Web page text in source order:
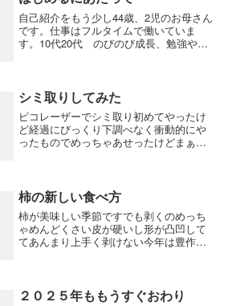
自己紹介をもう少し44歳、2児のお母さん
です。仕事はフルタイムで働いていま
す。10代20代 のびのび成長、勉強やス
る頃、コロナの...
シミ取りしてみた
ピコレーザーでシミ取り初めてやったけ
ど経過にびっくり下調べなく衝動的にや
ったものでめっちゃあせったけどまぁ今
時間くらいで治った...
柿の新しい食べ方
柿が美味しい季節ですでも剥くのめっち
ゃめんどくさい皮が硬いし形が凸凹して
てあんまり上手く剥けない今年は豊作で
ンみたいに食べる！この食...
２０２５年ももうすぐおわり